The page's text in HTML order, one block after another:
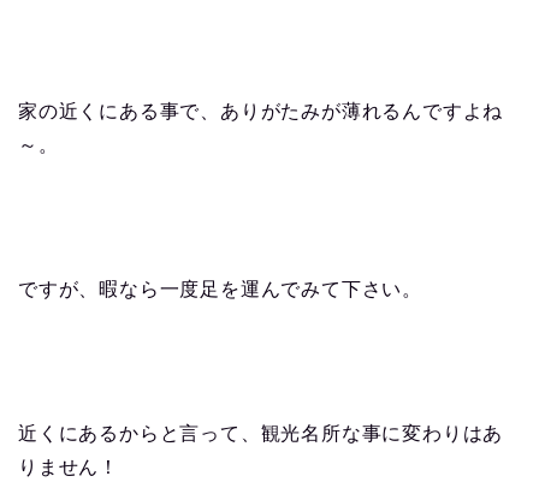
家の近くにある事で、ありがたみが薄れるんですよね
～。
ですが、暇なら一度足を運んでみて下さい。
近くにあるからと言って、観光名所な事に変わりはあ
りません！